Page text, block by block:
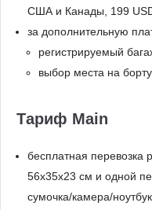
США и Канады, 199
за дополнительную
регистрируемый
выбор места на борту.
Тариф Main
бесплатная перевозка
56x35x23 см и одной
сумочка/камера/